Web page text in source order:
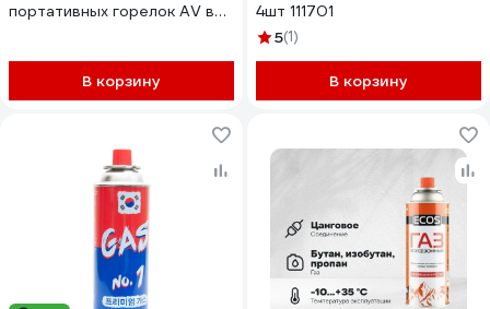
портативных горелок AV в
В корзину
4шт 111701
5(1)
В корзину